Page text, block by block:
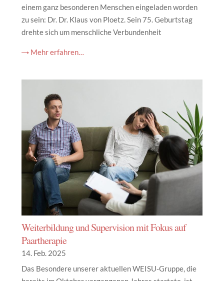
einem ganz besonderen Menschen eingeladen worden
zu sein: Dr. Dr. Klaus von Ploetz. Sein 75. Geburtstag
drehte sich um menschliche Verbundenheit
→ Mehr erfahren…
Weiterbildung und Supervision mit Fokus auf
Paartherapie
14. Feb. 2025
Das Besondere unserer aktuellen WEISU-Gruppe, die